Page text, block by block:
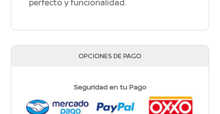
perfecto y funcionalidad.
OPCIONES DE PAGO
Seguridad en tu Pago